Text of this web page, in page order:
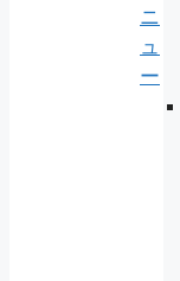
ニ
ュ
ー